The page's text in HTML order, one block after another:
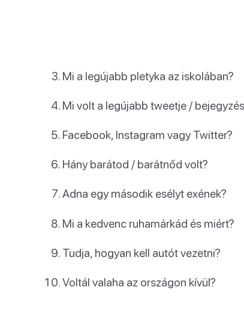
Mi a legújabb pletyka az iskolában?
Mi volt a legújabb tweetje /
Facebook, Instagram vagy Twitter?
Hány barátod / barátnőd volt?
Adna egy második esélyt exének?
Mi a kedvenc ruhamárkád és miért?
Tudja, hogyan kell autót vezetni?
Voltál valaha az országon kívül?